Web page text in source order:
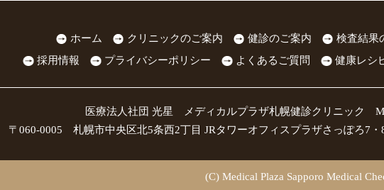
ホーム クリニックのご案内 健診のご案内 検査結果
採用情報
プライバシーポリシー よくあるご質問 健康レシ
医療法人社団 光星 メディカルプラザ札幌健診クリニック
〒060-0005 札幌市中央区北5条西2丁目 JRタワーオフィスプラザさっぽろ7
(C) Medical Plaza Sapporo Medical